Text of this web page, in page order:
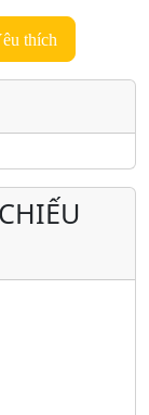
thích